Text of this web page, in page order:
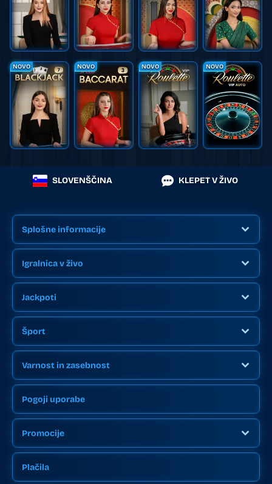
NOVO NOVO NOVO NOVO
SLOVENŠČINA KLEPET V ŽIVO
Splošne informacije
Igralnica v živo
Jackpoti
Šport
Varnost in zasebnost
Pogoji uporabe
Promocije
Plačila